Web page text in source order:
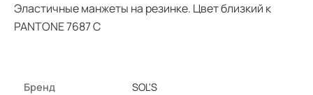
Эластичные манжеты на резинке. Цвет близкий к
PANTONE 7687 C
Бренд SOL'S